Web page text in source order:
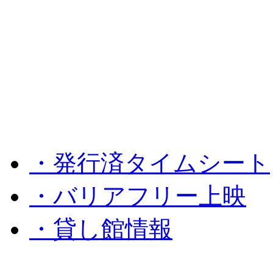
・発行済タイムシート
・バリアフリー上映
・貸し館情報